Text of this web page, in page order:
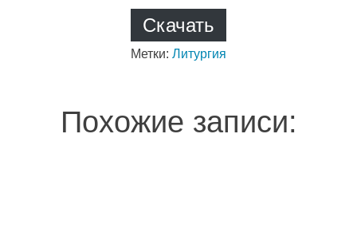
Скачать
Метки: Литургия
Похожие записи: